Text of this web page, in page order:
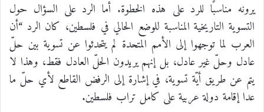
يرونه مناسبًا للرد على هذه الخطوة. أما الرد على السؤال حول
التسوية التاريخية المناسبة للوضع الحالي في فلسطين، كان الرد “أن
العرب لما توجهوا إلى الأمم المتحدة لم يتحدثوا عن تسوية بين حلّ
عادل وحلّ غير عادل، بل إنهم يريدون الحلّ العادل فقط، وهذا لا
يتم عن طريق أيّة تسوية، في إشارة إلى الرفض القاطع لأي حلّ ما
عدا إقامة دولة عربية على كامل تراب فلسطين.